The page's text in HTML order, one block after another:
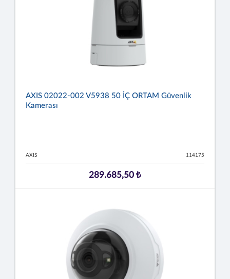
AXIS 02022-002 V5938 50 İÇ ORTAM Güvenlik
Kamerası
AXIS 114175
289.685,50 ₺